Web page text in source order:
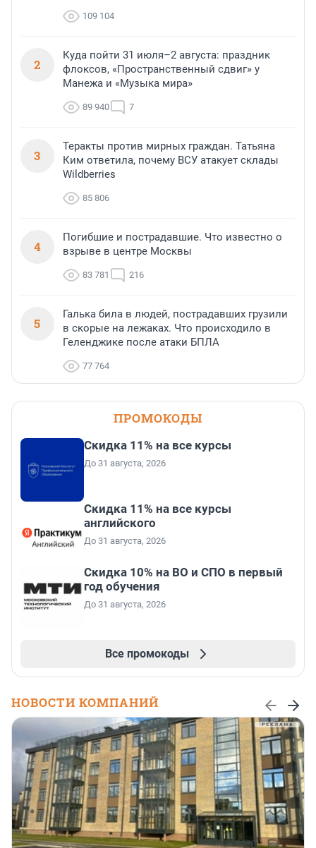
109 104
2
Куда пойти 31 июля–2 августа: праздник
флоксов, «Пространственный сдвиг» у
Манежа и «Музыка мира»
89 940 7
3
Теракты против мирных граждан. Татьяна
Ким ответила, почему ВСУ атакует склады
Wildberries
85 806
4
Погибшие и пострадавшие. Что известно о
взрыве в центре Москвы
83 781 216
5
Галька била в людей, пострадавших грузили
в скорые на лежаках. Что происходило в
Геленджике после атаки БПЛА
77 764
ПРОМОКОДЫ
Скидка 11% на все курсы
До 31 августа, 2026
Скидка 11% на все курсы
английского
До 31 августа, 2026
Скидка 10% на ВО и СПО в первый
год обучения
До 31 августа, 2026
Все промокоды
НОВОСТИ КОМПАНИЙ